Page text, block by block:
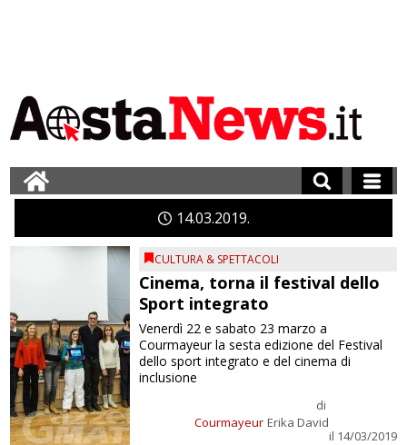
1403 2019
CULTURA & SPETTACOLI
Cinema, torna il festival dello
Sport integrato
Courmayeur
di
Erika David
il 14/03/2019
Venerdì 22 e sabato 23 marzo a
Courmayeur la sesta edizione del Festival
dello sport integrato e del cinema di
inclusione